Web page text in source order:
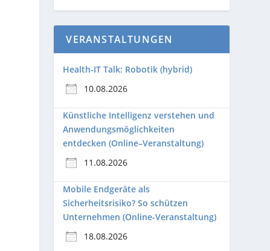
VERANSTALTUNGEN
Health-IT Talk: Robotik (hybrid)
10.08.2026
Künstliche Intelligenz verstehen und
Anwendungsmöglichkeiten
entdecken (Online–Veranstaltung)
11.08.2026
Mobile Endgeräte als
Sicherheitsrisiko? So schützen
Unternehmen (Online-Veranstaltung)
18.08.2026